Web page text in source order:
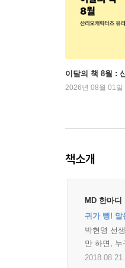
이달의 책 8월 :
2026년 08월 01일
책소개
MD 한마디
귀가 뻥! 말
박현영 선
만 하면,
2018.08.21.